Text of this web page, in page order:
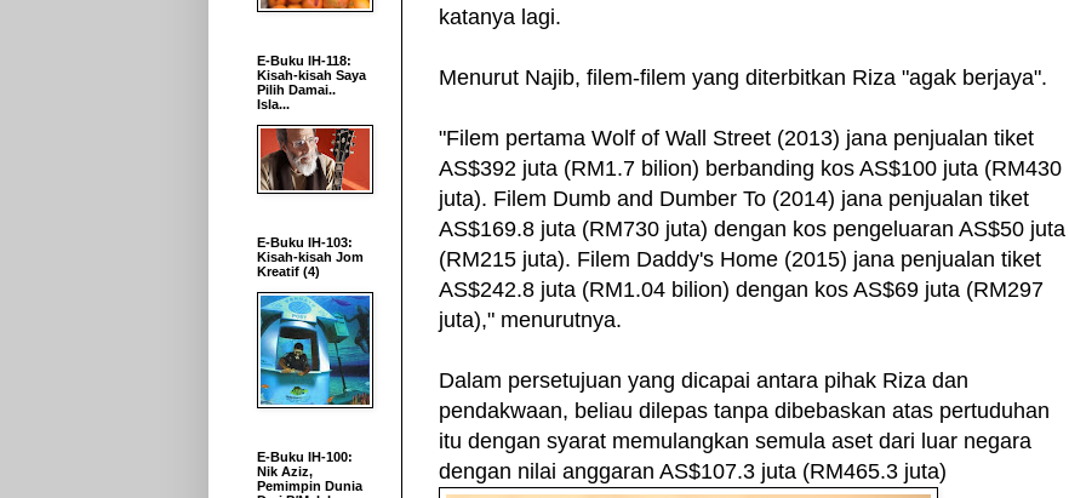
katanya lagi.
Menurut Najib, filem-filem yang diterbitkan Riza "agak berjaya".
"Filem pertama Wolf of Wall Street (2013) jana penjualan tiket
AS$392 juta (RM1.7 bilion) berbanding kos AS$100 juta (RM430
juta). Filem Dumb and Dumber To (2014) jana penjualan tiket
AS$169.8 juta (RM730 juta) dengan kos pengeluaran AS$50 juta
(RM215 juta). Filem Daddy's Home (2015) jana penjualan tiket
AS$242.8 juta (RM1.04 bilion) dengan kos AS$69 juta (RM297
juta)," menurutnya.
Dalam persetujuan yang dicapai antara pihak Riza dan
pendakwaan, beliau dilepas tanpa dibebaskan atas pertuduhan
itu dengan syarat memulangkan semula aset dari luar negara
dengan nilai anggaran AS$107.3 juta (RM465.3 juta)
E-Buku IH-118:
Kisah-kisah Saya
Pilih Damai..
Isla...
E-Buku IH-103:
Kisah-kisah Jom
Kreatif (4)
E-Buku IH-100:
Nik Aziz,
Pemimpin Dunia